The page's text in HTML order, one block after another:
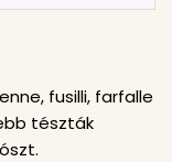
fusilli, farfalle
tészták